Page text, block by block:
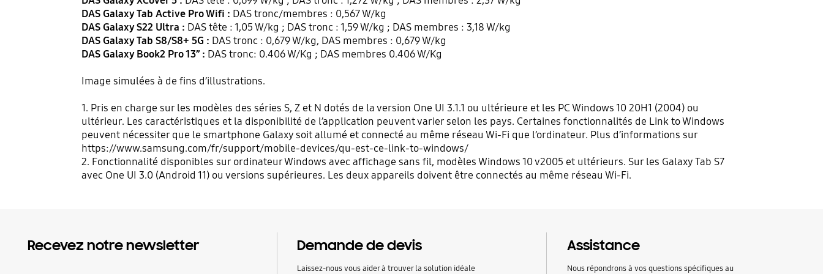
DAS Galaxy Tab Active Pro Wifi : DAS tronc/membres : 0,567 W/kg
DAS Galaxy S22 Ultra : DAS tête : 1,05 W/kg ; DAS tronc : 1,59 W/kg ; DAS membres : 3,18 W/kg
DAS Galaxy Tab S8/S8+ 5G : DAS tronc : 0,679 W/kg, DAS membres : 0,679 W/kg
DAS Galaxy Book2 Pro 13’’ : DAS tronc: 0.406 W/Kg ; DAS membres 0.406 W/Kg
Image simulées à de fins d’illustrations.
1. Pris en charge sur les modèles des séries S, Z et N dotés de la version One UI 3.1.1 ou ultérieure et les PC Windows 10 20H1 (2004) ou
ultérieur. Les caractéristiques et la disponibilité de l’application peuvent varier selon les pays. Certaines fonctionnalités de Link to Windows
peuvent nécessiter que le smartphone Galaxy soit allumé et connecté au même réseau Wi-Fi que l’ordinateur. Plus d’informations sur
https://www.samsung.com/fr/support/mobile-devices/qu-est-ce-link-to-windows/
2. Fonctionnalité disponibles sur ordinateur Windows avec affichage sans fil, modèles Windows 10 v2005 et ultérieurs. Sur les Galaxy Tab S7
avec One UI 3.0 (Android 11) ou versions supérieures. Les deux appareils doivent être connectés au même réseau Wi-Fi.
Recevez notre newsletter Demande de devis
Laissez-nous vous aider à trouver la solution idéale
Assistance
Nous répondrons à vos questions spécifiques au